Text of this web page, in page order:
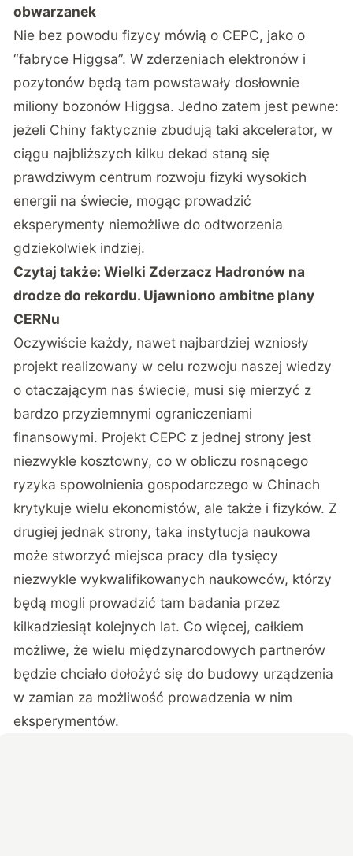
obwarzanek
Nie bez powodu fizycy mówią o CEPC, jako o
“fabryce Higgsa”. W zderzeniach elektronów i
pozytonów będą tam powstawały dosłownie
miliony bozonów Higgsa. Jedno zatem jest pewne:
jeżeli Chiny faktycznie zbudują taki akcelerator, w
ciągu najbliższych kilku dekad staną się
prawdziwym centrum rozwoju fizyki wysokich
energii na świecie, mogąc prowadzić
eksperymenty niemożliwe do odtworzenia
gdziekolwiek indziej.
Czytaj także:Wielki Zderzacz Hadronów na
drodze do rekordu. Ujawniono ambitne plany
CERNu
Oczywiście każdy, nawet najbardziej wzniosły
projekt realizowany w celu rozwoju naszej wiedzy
o otaczającym nas świecie, musi się mierzyć z
bardzo przyziemnymi ograniczeniami
finansowymi. Projekt CEPC z jednej strony jest
niezwykle kosztowny, co w obliczu rosnącego
ryzyka spowolnienia gospodarczego w Chinach
krytykuje wielu ekonomistów, ale także i fizyków. Z
drugiej jednak strony, taka instytucja naukowa
może stworzyć miejsca pracy dla tysięcy
niezwykle wykwalifikowanych naukowców, którzy
będą mogli prowadzić tam badania przez
kilkadziesiąt kolejnych lat. Co więcej, całkiem
możliwe, że wielu międzynarodowych partnerów
będzie chciało dołożyć się do budowy urządzenia
w zamian za możliwość prowadzenia w nim
eksperymentów.